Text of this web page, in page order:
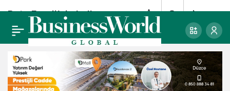
Beta Enerji’nin halka
arzına SPK’dan onay
0 Paylaş